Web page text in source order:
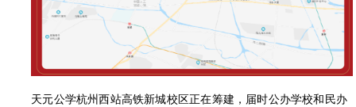
天元公学杭州西站高铁新城校区正在筹建，届时公办学校和民办